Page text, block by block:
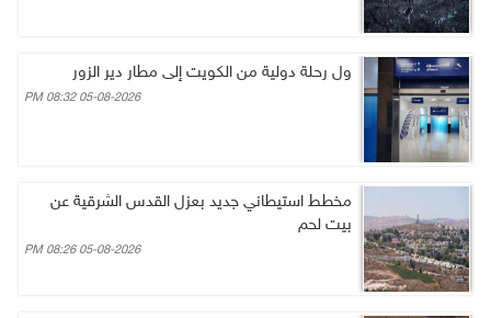
ول رحلة دولية من الكويت إلى مطار دير الزور
05-08-2026 08:32 PM
مخطط استيطاني جديد بعزل القدس الشرقية عن
بيت لحم
05-08-2026 08:26 PM